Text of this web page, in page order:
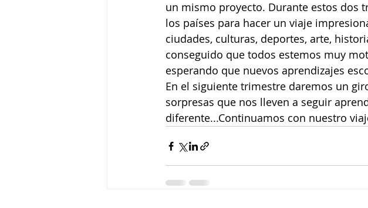
un mismo proyecto. Durante estos dos
los países para hacer un viaje
ciudades, culturas, deportes, arte,
conseguido que todos estemos muy
esperando que nuevos aprendizajes
En el siguiente trimestre daremos un
sorpresas que nos lleven a seguir
diferente...Continuamos con nuestro